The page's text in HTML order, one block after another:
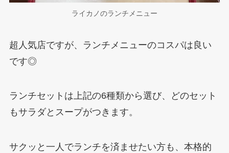
ライカノのランチメニュー
超人気店ですが、ランチメニューのコスパは良い
です◎
ランチセットは上記の6種類から選び、どのセット
もサラダとスープがつきます。
サクッと一人でランチを済ませたい方も、本格的